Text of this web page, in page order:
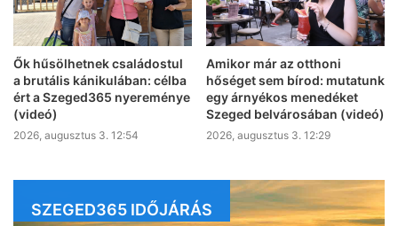
Ők hűsölhetnek családostul
a brutális kánikulában: célba
ért a Szeged365 nyereménye
(videó)
2026, augusztus 3. 12:54
Amikor már az otthoni
hőséget sem bírod: mutatunk
egy árnyékos menedéket
Szeged belvárosában (videó)
2026, augusztus 3. 12:29
SZEGED365 IDŐJÁRÁS